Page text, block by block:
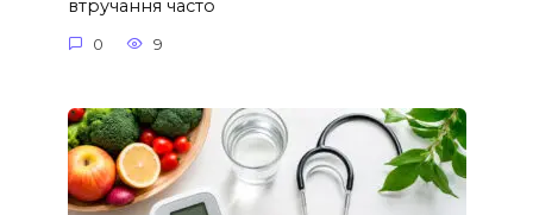
втручання часто
0 9